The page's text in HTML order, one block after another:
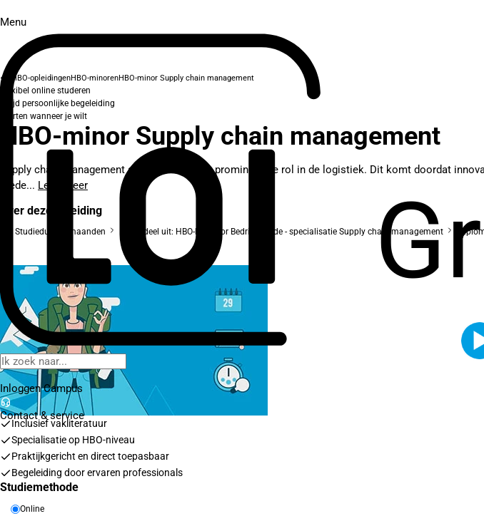
Menu
Inloggen Campus
Contact& service
HBO-opleidingenHBO-minorenHBO-minor Supply chain management
Flexibel online studeren
Altijd persoonlijke begeleiding
Starten wanneer je wilt
HBO-minor Supply chain management
Supply chain management speelt een steeds prominentere rol in de logistiek. Dit komt doordat
brede... Lees meer
Over deze opleiding
Studieduur: 8 maanden Onderdeel uit: HBO-bachelor Bedrijfskunde - specialisatie Supply chain management
Inclusief vakliteratuur
Specialisatie op HBO-niveau
Praktijkgericht en direct toepasbaar
Begeleiding door ervaren professionals
Studiemethode
Online